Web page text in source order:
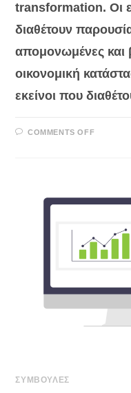
transformation. Οι
διαθέτουν
απομονωμένες και
οικονομική
εκείνοι που
COMMENTS OFFON
ΣΥΜΒΟΥΛΕΣ